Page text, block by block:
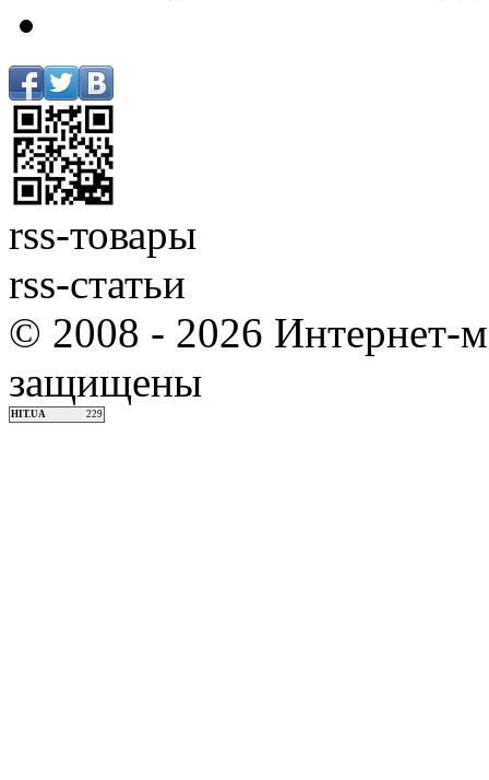
rss-товары
rss-статьи
© 2008 - 2026 Интернет-
защищены
HIT.UA 229